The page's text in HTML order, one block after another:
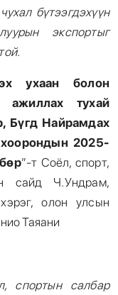
бүтээгдэхүүн
экспортыг
ухаан болон
ажиллах тухай
Бүгд Найрамдах
2025-
”-т Соёл, спорт,
сайд Ч.Ундрам,
олон улсын
Таяани
спортын салбар